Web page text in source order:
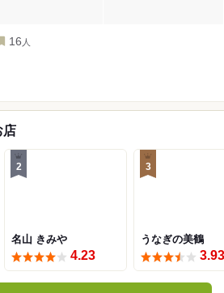
16 人
店
2
名山 きみや
4.23
3
うなぎの美鶴
3.93